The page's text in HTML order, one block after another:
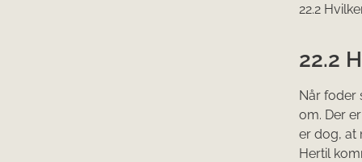
22.2
22.2
Når foder
om. Der
er dog, at
Hertil